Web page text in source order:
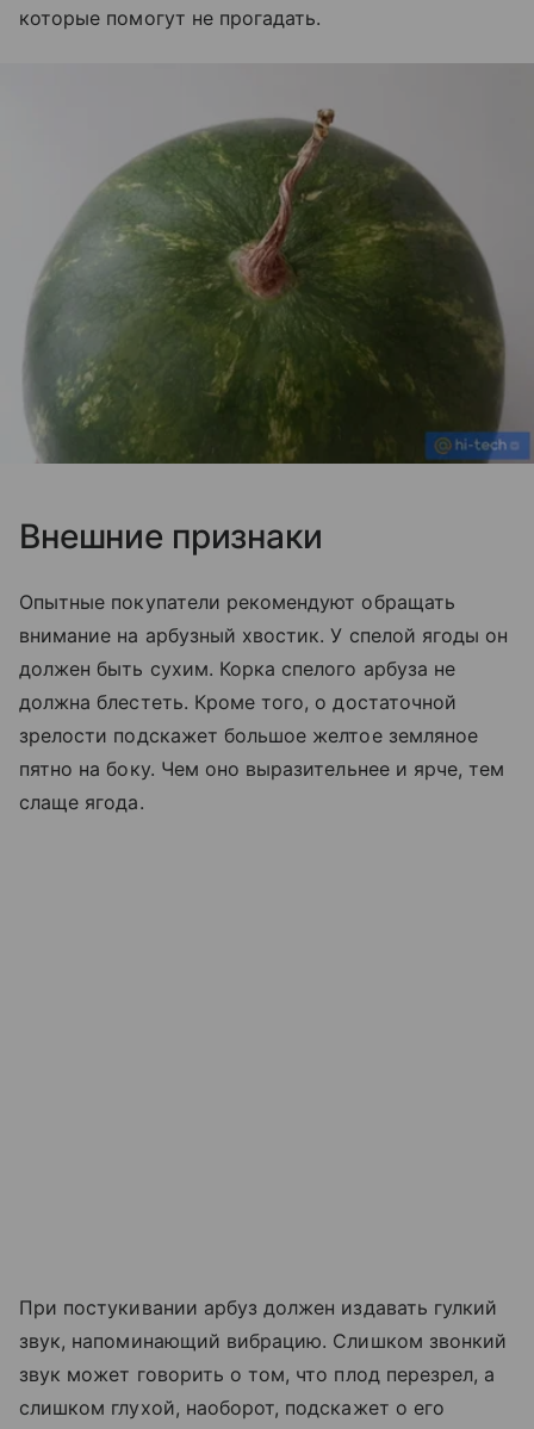
которые помогут не прогадать.
Внешние признаки
Опытные покупатели рекомендуют обращать
внимание на арбузный хвостик. У спелой ягоды он
должен быть сухим. Корка спелого арбуза не
должна блестеть. Кроме того, о достаточной
зрелости подскажет большое желтое земляное
пятно на боку. Чем оно выразительнее и ярче, тем
слаще ягода.
При постукивании арбуз должен издавать гулкий
звук, напоминающий вибрацию. Слишком звонкий
звук может говорить о том, что плод перезрел, а
слишком глухой, наоборот, подскажет о его